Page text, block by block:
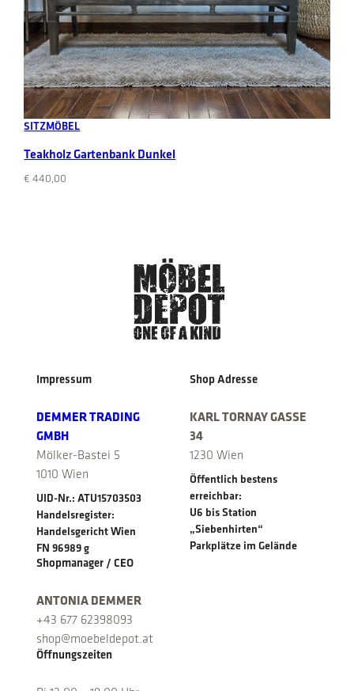
Add to cart
SITZMÖBEL
Teakholz Gartenbank Dunkel
€ 440,00
Impressum
DEMMER TRADING
GMBH
Mölker-Bastei 5
1010 Wien
UID-Nr.: ATU15703503
Handelsregister:
Handelsgericht Wien
FN 96989 g
Shop Adresse
KARL TORNAY GASSE
34
1230 Wien
Öffentlich bestens
erreichbar:
U6 bis Station
„Siebenhirten“
Parkplätze im Gelände
Shopmanager / CEO
ANTONIA DEMMER
+43 677 62398093
shop@moebeldepot.at
Öffnungszeiten